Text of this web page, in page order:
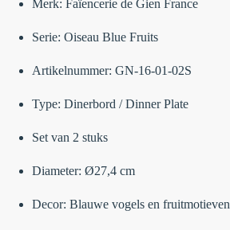
Merk: Faïencerie de Gien France
Serie: Oiseau Blue Fruits
Artikelnummer: GN-16-01-02S
Type: Dinerbord / Dinner Plate
Set van 2 stuks
Diameter: Ø27,4 cm
Decor: Blauwe vogels en fruitmotieven